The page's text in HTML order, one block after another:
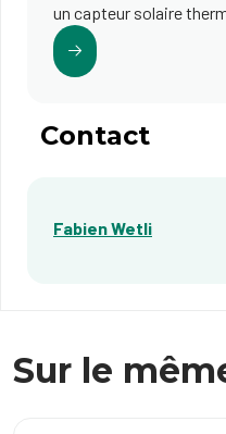
un capteur solaire
Contact
Fabien Wetli​
Sur le